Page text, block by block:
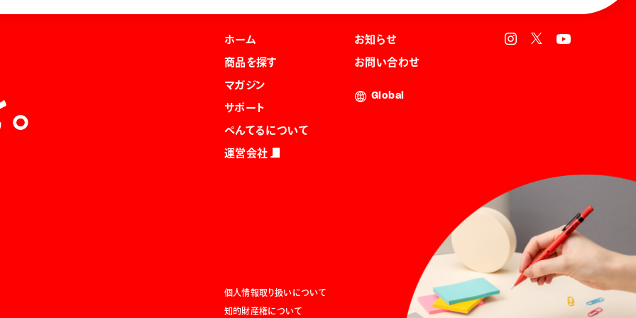
ホーム
商品を探す
マガジン
サポート
ぺんてるについて
運営会社
お知らせ
お問い合わせ
Global
個人情報取り扱いについて
知的財産権について